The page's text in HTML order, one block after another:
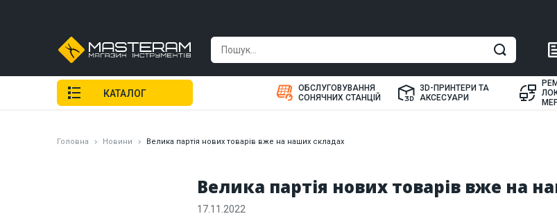
Велика партія нових товарів вже на
Головна Новини Велика партія нових товарів вже на наших складах
17.11.2022
КАТАЛОГ
ОБСЛУГОВУВАННЯ
СОНЯЧНИХ СТАНЦІЙ
3D-ПРИНТЕРИ ТА
АКСЕСУАРИ